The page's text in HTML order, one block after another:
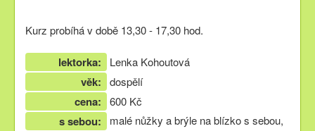
Kurz probíhá v době 13,30 - 17,30 hod.
lektorka: Lenka Kohoutová
věk: dospělí
cena: 600 Kč
s sebou:
malé nůžky a brýle na blízko s sebou,